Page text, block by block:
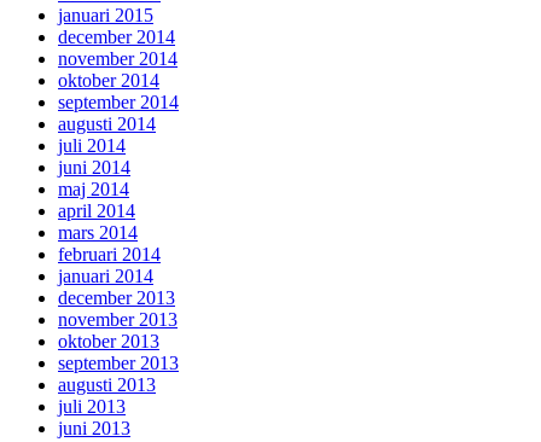
januari 2015
december 2014
november 2014
oktober 2014
september 2014
augusti 2014
juli 2014
juni 2014
maj 2014
april 2014
mars 2014
februari 2014
januari 2014
december 2013
november 2013
oktober 2013
september 2013
augusti 2013
juli 2013
juni 2013